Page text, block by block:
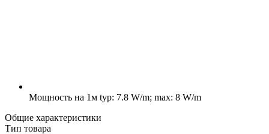
Мощность на 1м typ: 7.8 W/m; max: 8 W/m
Общие характеристики
Тип товара